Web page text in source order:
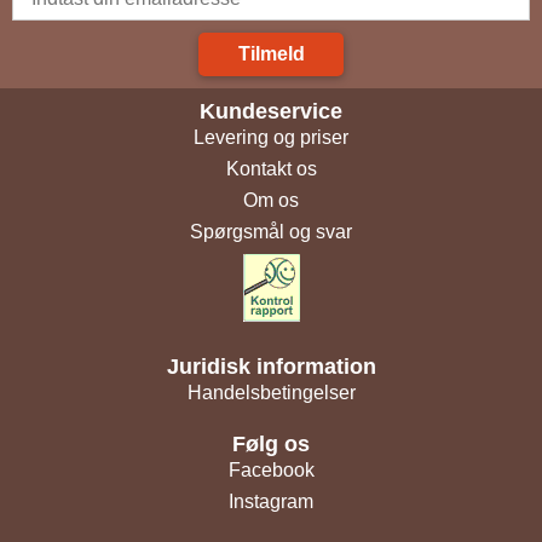
Tilmeld
Kundeservice
Levering og priser
Kontakt os
Om os
Spørgsmål og svar
Juridisk information
Handelsbetingelser
Følg os
Facebook
Instagram